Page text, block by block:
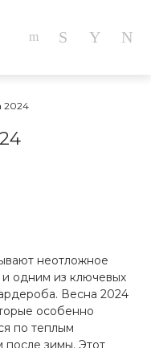
2024
неотложное
одним из ключевых
Весна 2024
особенно
по теплым
после зимы. Этот